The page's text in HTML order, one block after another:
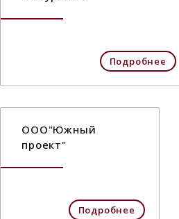
Подробнее
ООО"Южный
проект"
Подробнее